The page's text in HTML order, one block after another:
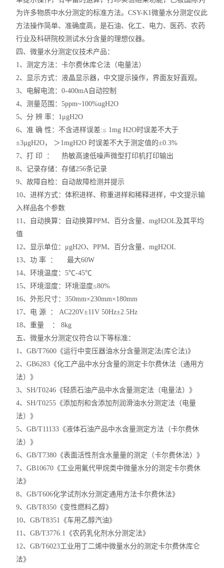
为许多物质中水分测定的标准方法。CSY-K1微量水分测定仪此
方法操作简单、准确度高，是石油、化工、电力、医药、农药
行业及科研院校测试水分含量的理想仪器。
四、微量水分测定仪技术产品：
1、测定方法：卡尔费休库仑法（电量法）
2、显示方式：液晶显示器，中文提示操作，界面友好直观。
3、电解电流：0-400mA自动控制
4、测量范围：5ppm~100%ugH2O
5、分 辨 率：1μgH2O
6、准 确 性：不含进样误差:≤ 1mg H2O时误差不大于
±3µgH2O， ＞1mgH2O 时误差不大于测定值的±0.3%
7、打 印 ： 热敏高速低噪声微型打印机打印输出
8、记录存储：存储256条记录
9、故障自检：自动故障检测并提示
10、进样方式：体积进样、称重进样和稀释进样，中文提示输
入样品各个参数
11、自动换算：自动换算PPM、百分含量、mgH2OL及其平均
值
12、显示单位：μgH2O、PPM、百分含量、mgH2OL
13、功 率 ： 最大60W
14、环境温度：5℃-45℃
15、环境湿度：环境湿度≤80%
16、外形尺寸：350mm×230mm×180mm
17、电 源 ： AC220V±11V 50Hz±2.5Hz
18、重量 ： 8kg
五、微量水分测定仪符合以下等标准：
1、GB/T7600《运行中变压器油水分含量测定法(库仑法)》
2、GB6283《化工产品中水分含量的测定卡尔费休法（通用方
法）》
3、SH/T0246《轻质石油产品中水含量测定法（电量法）》
4、SH/T0255《添加剂和含添加剂润滑油水分测定法（电量
法）》
5、GB/T11133《液体石油产品中水含量测定方法（卡尔费休
法）》
6、GB/T7380《表面活性剂含水量量的测定（卡尔费休法）》
7、GB10670《工业用氟代甲烷类中微量水分的测定卡尔费休
法》
8、GB/T606化学试剂水分测定通用方法卡尔费休法》
9、GB/T8350《变性燃料乙醇》
10、GB/T8351《车用乙醇汽油》
11、GB/T3776.1《农药乳化剂水分测定法》
12、GB/T6023工业用丁二烯中微量水分的测定卡尔费休库仑
法》